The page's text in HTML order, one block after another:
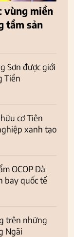
vùng miền
tầm sản
Sơn được giới
Tiền
cơ Tiên
xanh tạo
OCOP Đà
bay quốc tế
trên những
Ngãi